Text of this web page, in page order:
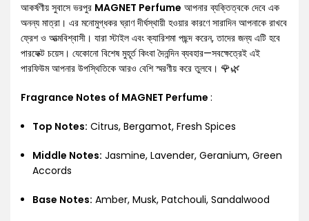
আকর্ষণীয় সুবাসে ভরপুর MAGNET Perfume আপনার ব্যক্তিত্বকে দেবে এক
অনন্য মাত্রা। এর মনোমুগ্ধকর ঘ্রাণ দীর্ঘস্থায়ী হওয়ার কারণে সারাদিন আপনাকে রাখবে
ফ্রেশ ও আত্মবিশ্বাসী। যারা স্টাইল এবং ক্যারিশমা পছন্দ করেন, তাদের জন্য এটি হবে
পারফেক্ট চয়েস। যেকোনো বিশেষ মুহূর্ত কিংবা দৈনন্দিন ব্যবহার—সবক্ষেত্রেই এই
পারফিউম আপনার উপস্থিতিকে আরও বেশি স্মরণীয় করে তুলবে। 🌹🌿
Fragrance Notes of MAGNET Perfume :
Top Notes: Citrus, Bergamot, Fresh Spices
Middle Notes: Jasmine, Lavender, Geranium, Green
Accords
Base Notes: Amber, Musk, Patchouli, Sandalwood